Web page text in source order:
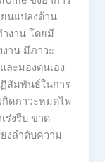
ยนแปลงด้าน
ำงาน โดยมี
าน มีภาวะ
ละมองตนเอง
สัมพันธ์ในการ
กิดภาวะหมดไฟ
ร่งรีบ ขาด
งลำดับความ